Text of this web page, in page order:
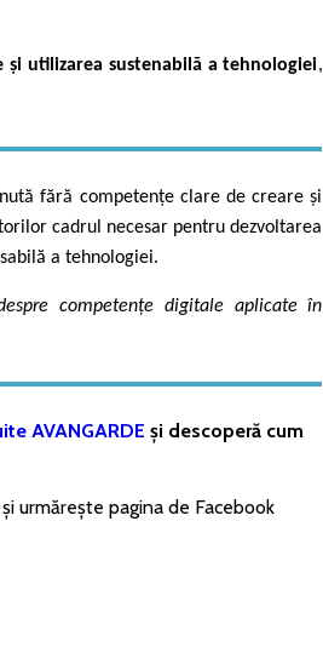
și utilizarea sustenabilă a tehnologiei,
fără competențe clare de creare și
cadrul necesar pentru dezvoltarea
a tehnologiei.
competențe digitale aplicate în
AVANGARDE și descoperă cum
urmărește pagina de Facebook